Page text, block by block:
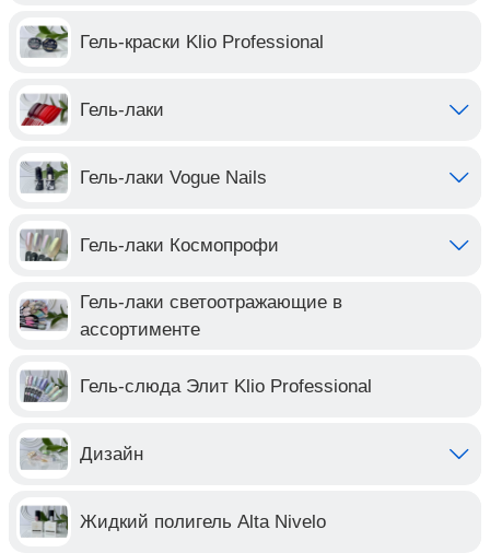
Гель-краски Klio Professional
Гель-лаки
Гель-лаки Vogue Nails
Гель-лаки Космопрофи
Гель-лаки светоотражающие в
ассортименте
Гель-слюда Элит Klio Professional
Дизайн
Жидкий полигель Alta Nivelo